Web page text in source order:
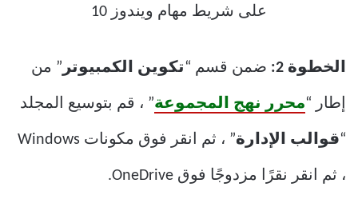
الخطوة 2: ضمن قسم “ تكوين الكمبيوتر ” من
إطار “محرر نهج المجموعة” ، قم بتوسيع المجلد
“قوالب الإدارة ” ، ثم انقر فوق مكونات Windows
، ثم انقر نقرًا مزدوجًا فوق OneDrive.